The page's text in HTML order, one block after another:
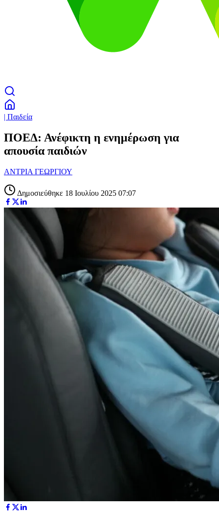
| Παιδεία
ΠΟΕΔ: Ανέφικτη η ενημέρωση για
απουσία παιδιών
ΑΝΤΡΙΑ ΓΕΩΡΓΙΟΥ
Δημοσιεύθηκε 18 Ιουλίου 2025 07:07